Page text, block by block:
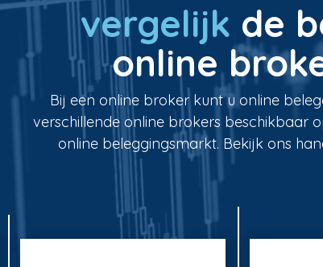
vergelijk de
online
Bij een online broker kunt u online
verschillende online brokers beschikbaar
online beleggingsmarkt. Bekijk ons